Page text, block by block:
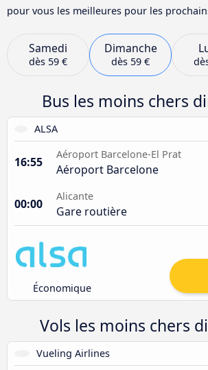
pour vous les meilleures pour les
Samedi
dès 59 €
Dimanche
dès 59 €
Bus les moins chers
ALSA
16:55
Aéroport Barcelone-El Prat
Aéroport Barcelone
00:00
Alicante
Gare routière
Économique
Vols les moins chers
Vueling Airlines